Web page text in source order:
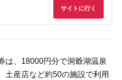
サイトに行く
は、18000円分で洞爺湖温泉
土産店など約50の施設で利用